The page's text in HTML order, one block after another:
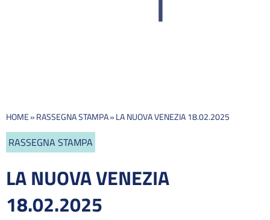
HOME»RASSEGNA STAMPA»LA NUOVA VENEZIA 18.02.2025
RASSEGNA STAMPA
LA NUOVA VENEZIA
18.02.2025